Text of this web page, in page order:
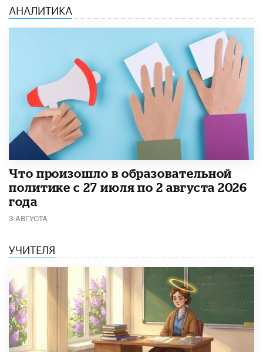
АНАЛИТИКА
​Что произошло в образовательной
политике с 27 июля по 2 августа 2026
года
3 АВГУСТА
УЧИТЕЛЯ